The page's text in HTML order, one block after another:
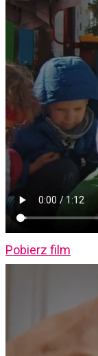
Pobierz film